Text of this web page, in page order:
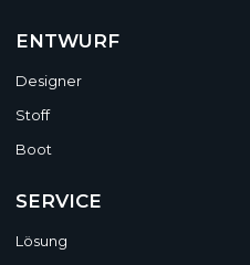
ENTWURF
Designer
Stoff
Boot
SERVICE
Lösung